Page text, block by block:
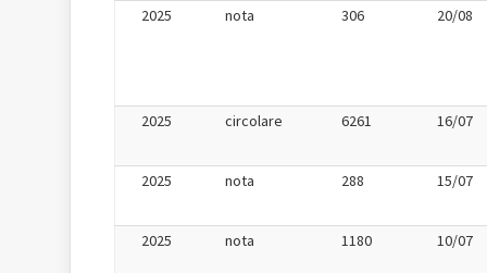
2025 nota 306 20/08
2025 circolare 6261 16/07
2025 nota 288 15/07
2025 nota 1180 10/07